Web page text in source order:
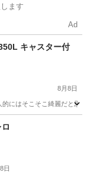
ます
Ad
キャスター付
8月8日
にはそこそこ綺麗だと
日